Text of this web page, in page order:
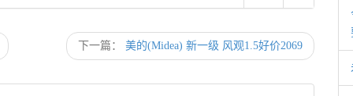
下一篇： 美的(Midea) 新一级 风观1.5好价2069